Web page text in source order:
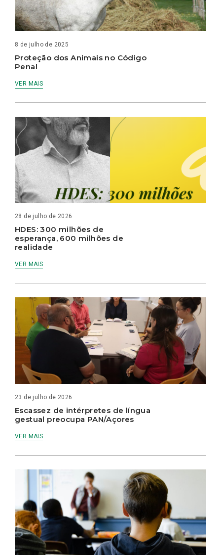
8 de julho de 2025
Proteção dos Animais no Código
Penal
VER MAIS
28 de julho de 2026
HDES: 300 milhões de
esperança, 600 milhões de
realidade
VER MAIS
23 de julho de 2026
Escassez de intérpretes de língua
gestual preocupa PAN/Açores
VER MAIS